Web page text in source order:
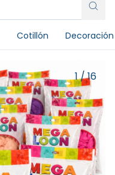
Cotillón
1/16